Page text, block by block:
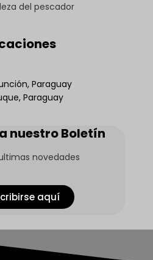
del pescador
Paraguay
Paraguay
nuestro Boletín
novedades
aquí